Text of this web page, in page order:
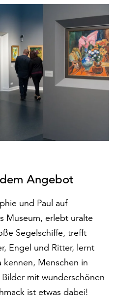
Angebot
und Paul auf
Museum, erlebt uralte
Segelschiffe, trefft
Engel und Ritter, lernt
kennen, Menschen in
mit wunderschönen
ist etwas dabei!